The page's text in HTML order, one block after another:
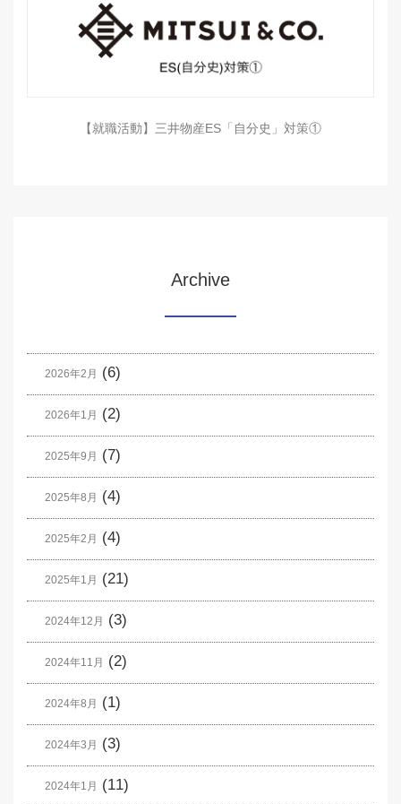
【就職活動】三井物産ES「自分史」対策①
Archive
2026年2月 (6)
2026年1月 (2)
2025年9月 (7)
2025年8月 (4)
2025年2月 (4)
2025年1月 (21)
2024年12月 (3)
2024年11月 (2)
2024年8月 (1)
2024年3月 (3)
2024年1月 (11)